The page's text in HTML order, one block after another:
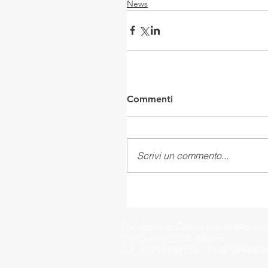
News
Commenti
Scrivi un commento...